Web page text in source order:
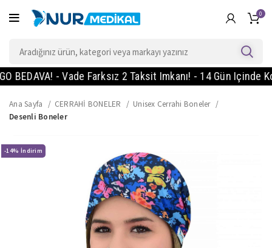
0
- Vade Farksız 2 Taksit Imkanı! - 14 Gün Içinde
Ana Sayfa CERRAHİ BONELER
Unisex Cerrahi Boneler
Desenli Boneler
-14%